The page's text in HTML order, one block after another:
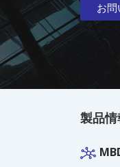
お
製品情